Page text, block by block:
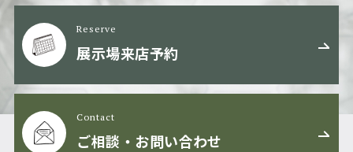
Reserve
展示場来店予約
Contact
ご相談・お問い合わせ